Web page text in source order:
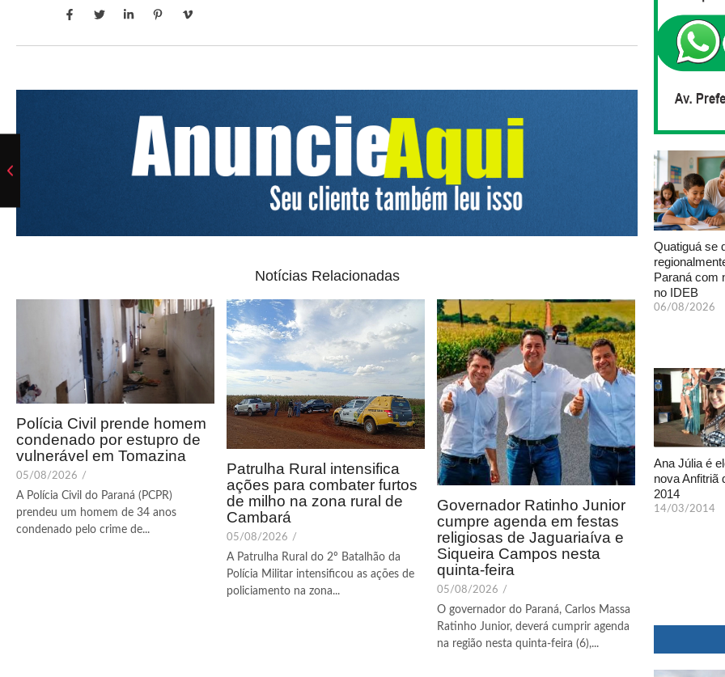
Notícias Relacionadas
Polícia Civil prende homem
condenado por estupro de
vulnerável em Tomazina
05/08/2026 /
A Polícia Civil do Paraná (PCPR)
prendeu um homem de 34 anos
condenado pelo crime de...
Patrulha Rural intensifica
ações para combater furtos
de milho na zona rural de
Cambará
05/08/2026 /
A Patrulha Rural do 2º Batalhão da
Polícia Militar intensificou as ações de
policiamento na zona...
Governador Ratinho Junior
cumpre agenda em festas
religiosas de Jaguariaíva e
Siqueira Campos nesta
quinta-feira
05/08/2026 /
O governador do Paraná, Carlos Massa
Ratinho Junior, deverá cumprir agenda
na região nesta quinta-feira (6),...
Quatiguá se
Paraná com
no IDEB
06/08/2026
Ana Júlia é
nova Anfitriã
2014
14/03/2014